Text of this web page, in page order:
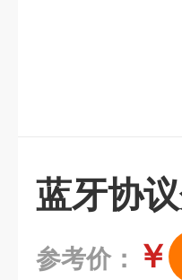
蓝牙协
参考价： ￥